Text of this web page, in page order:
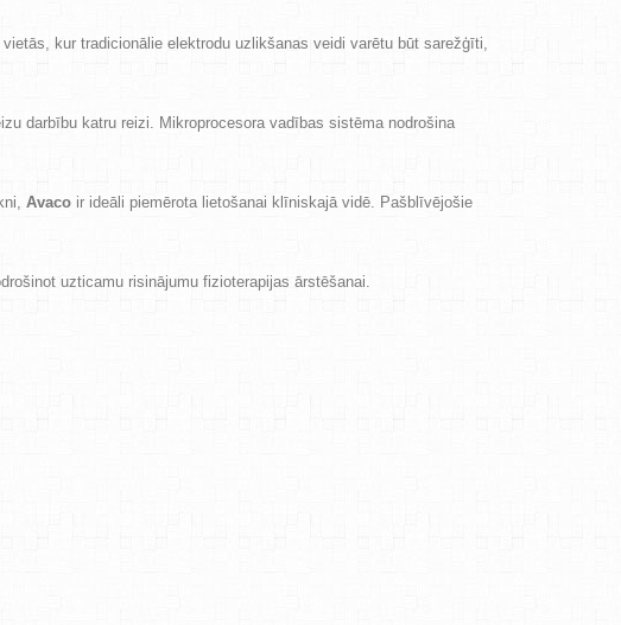
kur tradicionālie elektrodu uzlikšanas veidi varētu būt sarežģīti,
darbību katru reizi. Mikroprocesora vadības sistēma nodrošina
Avaco ir ideāli piemērota lietošanai klīniskajā vidē. Pašblīvējošie
uzticamu risinājumu fizioterapijas ārstēšanai.